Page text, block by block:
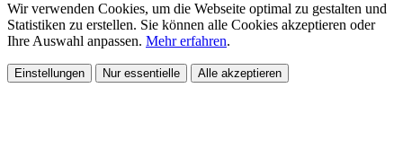
Wir verwenden Cookies, um die Webseite optimal zu gestalten und
Statistiken zu erstellen. Sie können alle Cookies akzeptieren oder
Ihre Auswahl anpassen. Mehr erfahren.
Einstellungen Nur essentielle Alle akzeptieren